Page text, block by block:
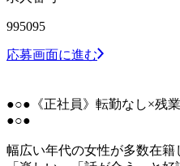
995095
応募画面に進む
●○●《正社員》転勤なし×残
●○●
幅広い年代の女性が多数在籍